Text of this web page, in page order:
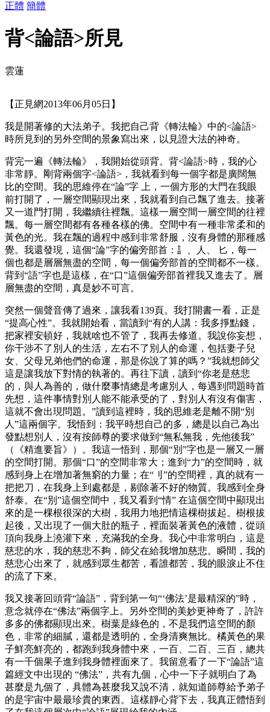
正體 簡體
背<論語>所見
雲蓮
【正見網2013年06月05日】
我是開著修的大法弟子。我把自己背《轉法輪》中的<論語>
時所見到的另外空間的景象寫出來，以見證大法的神奇。
背完一遍《轉法輪》，我開始從頭背。背<論語>時，我的心
非常靜。剛背兩個字<論語>，我就看到每一個字都是廣闊無
比的空間。我的思維停在“論”字 上，一個方形的大門在我眼
前打開了，一層空間顯現出來，我就看到自己飄了進去。接著
又一道門打開，我繼續往裡飄。這樣一層空間一層空間的往裡
飄。每一層空間都有各種各樣的佛。空間中有一種非常柔和的
黃色的光。我在飄的過程中感到非常舒服，沒有身體的那種感
覺。我還發現，這個“論”字的偏旁部首：訁、人、 匕，每一
個也都是層層無盡的空間，每一個偏旁部首的空間都不一樣。
背到“語”字也是這樣，在“口”這個偏旁部首裡我又進去了。層
層無盡的空間，真是妙不可言。
突然一個聲音傳了過來，讓我看139頁。我打開書一看，正是
“提高心性”。我就開始看，當讀到“有的人講：我多掙點錢，
把家裡安頓好，我就啥也不管了，我再去修道。我說你妄想，
你干涉不了別人的生活，左右不了別人的命運，包括妻子兒
女、父母兄弟他們的命運，那是你說了算的嗎？”我就想師父
這是讓我放下對情的執著的。再往下讀，讀到“你老是慈悲
的，與人為善的，做什麼事情總是考慮別人，每遇到問題時首
先想，這件事情對別人能不能承受的了，對別人有沒有傷害，
這就不會出現問題。”讀到這裡時，我的思維老是離不開“別
人”這兩個字。我悟到：我平時想自己的多，總是以自己為出
發點想別人，沒有按師尊的要求做到“無私無我，先他後我”
（《精進要旨》）。我這一悟到，那個“別”字也是一層又一層
的空間打開。那個“口”的空間非常大；進到“力”的空間時，就
感到身上在增加著無窮的力量；在“刂”的空間裡，真的就有一
把把刀，在我身上到處都是，剔除著不好的物質。我感到全身
舒泰。在“別”這個空間中，我又看到“情” 在這個空間中顯現出
來的是一棵根很深的大樹，我用力地把情這棵樹拔起。樹根拔
起後，又出現了一個大肚的瓶子，裡面裝著黃色的液體，從頭
頂向我身上澆灌下來，充滿我的全身。我心中非常明白，這是
慈悲的水，我的慈悲不夠，師父在給我增加慈悲。瞬間，我的
慈悲心出來了，就感到眾生都苦，看誰都苦，我的眼淚止不住
的流了下來。
我又接著回頭背“論語”，背到第一句“‘佛法’是最精深的”時，
意念就停在“佛法”兩個字上。另外空間的美妙更神奇了，許許
多多的佛都顯現出來。樹葉是綠色的，不是我們這空間的顏
色，非常的細膩，還都是透明的，全身清爽無比。橘黃色的果
子鮮亮鮮亮的，都跑到我身體中來，一百、二百、三百，總共
有一千個果子進到我身體裡面來了。我留意看了一下“論語”這
篇經文中出現的 “佛法”，共有九個，心中一下子就明白了為
甚麼是九個了，具體為甚麼我又說不清，就知道師尊給予弟子
的是宇宙中最最珍貴的東西。這樣靜心背下去，我真正體悟到